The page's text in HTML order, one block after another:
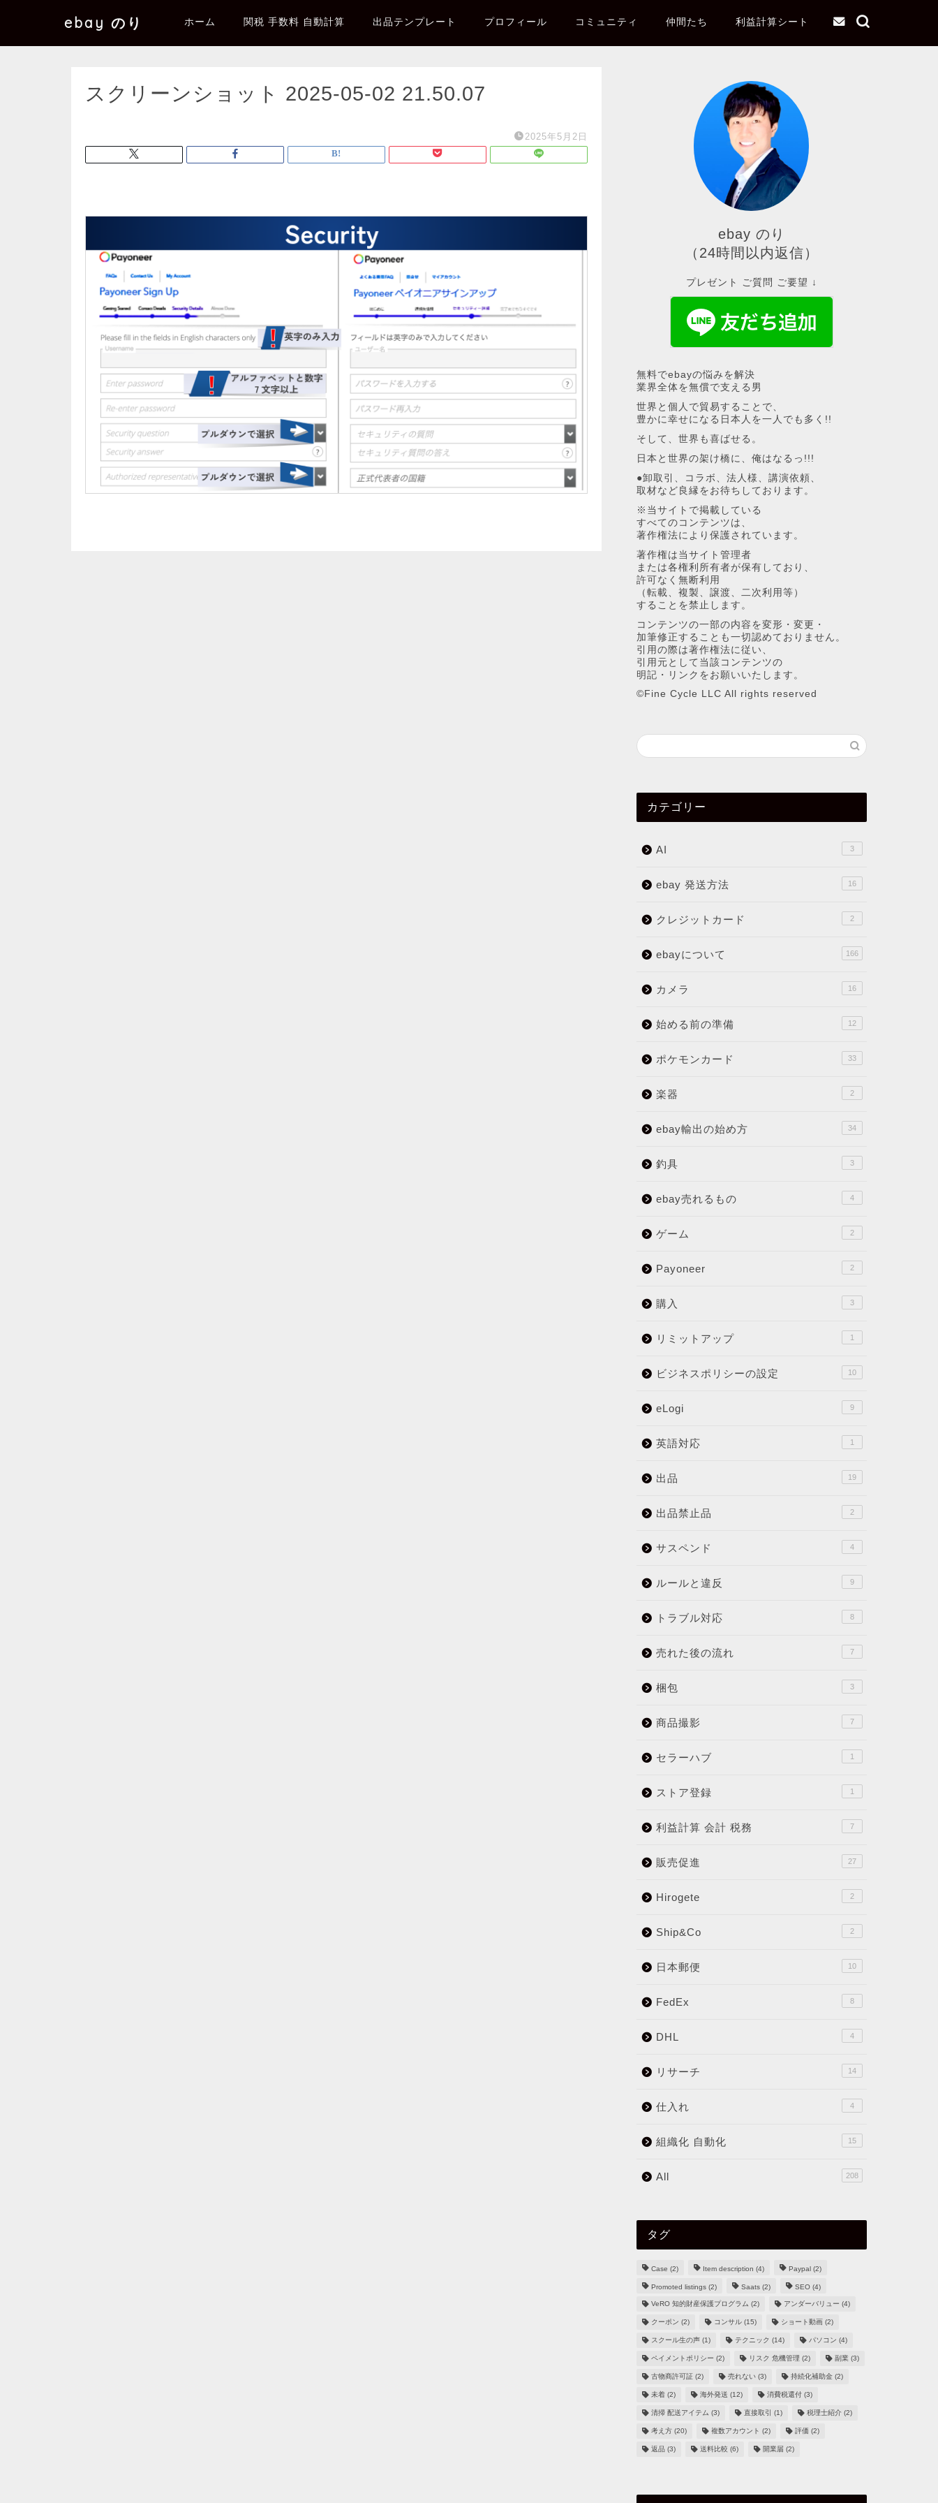
ebay のり ホーム 関税 手数料 自動計算 出品テンプレート プロフィール コミュニティ 仲間たち 利益計算シート
スクリーンショット 2025-05-02 21.50.07
2025年5月2日
ebay のり
（24時間以内返信）
プレゼント ご質問 ご要望 ↓
無料でebayの悩みを解決
業界全体を無償で支える男
世界と個人で貿易することで、
豊かに幸せになる日本人を一人でも多く!!
そして、世界も喜ばせる。
日本と世界の架け橋に、俺はなるっ!!!
●卸取引、コラボ、法人様、講演依頼、
取材など良縁をお待ちしております。
※当サイトで掲載している
すべてのコンテンツは、
著作権法により保護されています。
著作権は当サイト管理者
または各権利所有者が保有しており、
許可なく無断利用
（転載、複製、譲渡、二次利用等）
することを禁止します。
コンテンツの一部の内容を変形・変更・
加筆修正することも一切認めておりません。
引用の際は著作権法に従い、
引用元として当該コンテンツの
明記・リンクをお願いいたします。
©︎Fine Cycle LLC All rights reserved
カテゴリー
AI 3
ebay 発送方法 16
クレジットカード 2
ebayについて 166
カメラ 16
始める前の準備 12
ポケモンカード 33
楽器 2
ebay輸出の始め方 34
釣具 3
ebay売れるもの 4
ゲーム 2
Payoneer 2
購入 3
リミットアップ 1
ビジネスポリシーの設定 10
eLogi 9
英語対応 1
出品 19
出品禁止品 2
サスペンド 4
ルールと違反 9
トラブル対応 8
売れた後の流れ 7
梱包 3
商品撮影 7
セラーハブ 1
ストア登録 1
利益計算 会計 税務 7
販売促進 27
Hirogete 2
Ship&Co 2
日本郵便 10
FedEx 8
DHL 4
リサーチ 14
仕入れ 4
組織化 自動化 15
All 208
タグ
Case (2) Item description (4) Paypal(2)
Promoted listings(2) Saats(2) SEO(4)
VeRO 知的財産保護プログラム (2) アンダーバリュー (4)
クーポン (2) コンサル(15) ショート動画(2)
スクール生の声(1) テクニック (14) パソコン (4)
ペイメントポリシー (2) リスク 危機管理 (2) 副業 (3)
古物商許可証(2) 売れない(3) 持続化補助金(2)
未着(2) 海外発送 (12) 消費税還付(3)
清掃 配送アイテム (3) 直接取引 (1) 税理士紹介(2)
考え方(20) 複数アカウント (2) 評価 (2)
返品(3) 送料比較 (6) 開業届 (2)